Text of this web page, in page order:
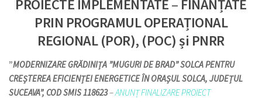
PROIECTE IMPLEMENTATE– FINANȚATE
PRIN PROGRAMUL OPERAȚIONAL
REGIONAL (POR), (POC) și PNRR
”MODERNIZARE GRĂDINIȚA ”MUGURI DE BRAD” SOLCA PENTRU
CREȘTEREA EFICIENȚEI ENERGETICE ÎN ORAȘUL SOLCA, JUDEȚUL
SUCEAVA”, COD SMIS 118623–ANUNȚ FINALIZARE PROIECT